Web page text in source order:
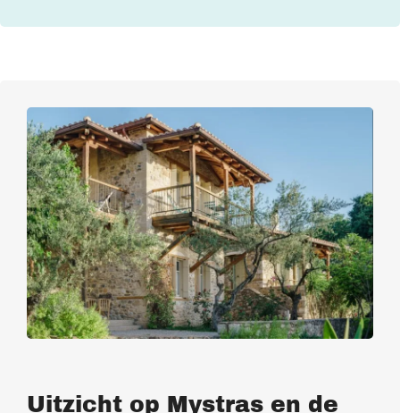
Uitzicht op Mystras en de